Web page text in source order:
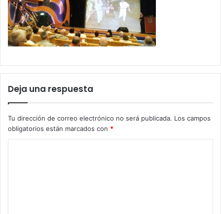
Deja una respuesta
Tu dirección de correo electrónico no será publicada. Los campos
obligatorios están marcados con *